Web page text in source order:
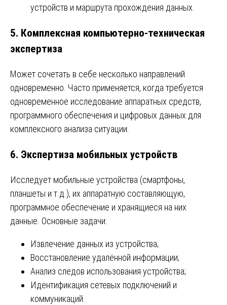
устройств и маршрута прохождения данных.
5. Комплексная компьютерно-техническая
экспертиза
Может сочетать в себе несколько направлений
одновременно. Часто применяется, когда требуется
одновременное исследование аппаратных средств,
программного обеспечения и цифровых данных для
комплексного анализа ситуации.
6. Экспертиза мобильных устройств
Исследует мобильные устройства (смартфоны,
планшеты и т.д.), их аппаратную составляющую,
программное обеспечение и хранящиеся на них
данные. Основные задачи:
Извлечение данных из устройства;
Восстановление удалённой информации;
Анализ следов использования устройства;
Идентификация сетевых подключений и
коммуникаций.